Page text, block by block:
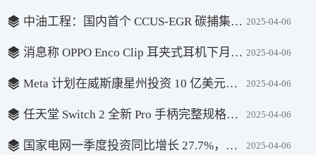
中油工程：国内首个 CCUS-EGR 碳捕集装置调试成功 2025-04-06
消息称 OPPO Enco Clip 耳夹式耳机下月发布 2025-04-06
Meta 计划在威斯康星州投资 10 亿美元建设人工智能数据中心 2025-04-06
任天堂 Switch 2 全新 Pro 手柄完整规格公布：续航仍为约 40 小时，充电时间缩短 3 小时 2025-04-06
国家电网一季度投资同比增长 27.7%，全年将首次超 6500 亿元 2025-04-06